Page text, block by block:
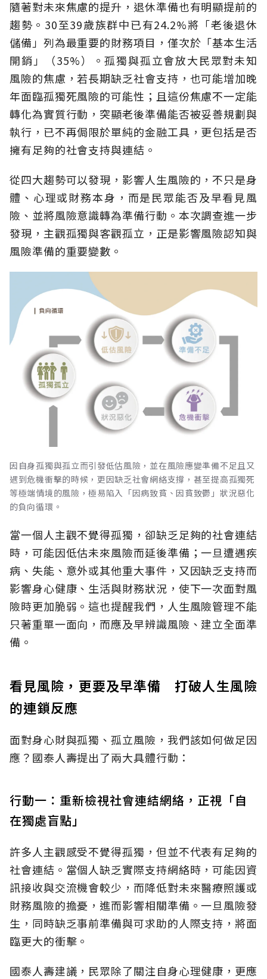
隨著對未來焦慮的提升，退休準備也有明顯提前的
趨勢。30至39歲族群中已有24.2%將「老後退休
儲備」列為最重要的財務項目，僅次於「基本生活
開銷」（35%）。孤獨與孤立會放大民眾對未知
風險的焦慮，若長期缺乏社會支持，也可能增加晚
年面臨孤獨死風險的可能性；且這份焦慮不一定能
轉化為實質行動，突顯老後準備能否被妥善規劃與
執行，已不再侷限於單純的金融工具，更包括是否
擁有足夠的社會支持與連結。
從四大趨勢可以發現，影響人生風險的，不只是身
體、心理或財務本身，而是民眾能否及早看見風
險、並將風險意識轉為準備行動。本次調查進一步
發現，主觀孤獨與客觀孤立，正是影響風險認知與
風險準備的重要變數。
因自身孤獨與孤立而引發低估風險，並在風險應變準備不足且又
遇到危機衝擊的時候，更因缺乏社會網絡支撐，甚至提高孤獨死
等極端情境的風險，極易陷入「因病致貧、因貧致鬱」狀況惡化
的負向循環。
當一個人主觀不覺得孤獨，卻缺乏足夠的社會連結
時，可能因低估未來風險而延後準備；一旦遭遇疾
病、失能、意外或其他重大事件，又因缺乏支持而
影響身心健康、生活與財務狀況，使下一次面對風
險時更加脆弱。這也提醒我們，人生風險管理不能
只著重單一面向，而應及早辨識風險、建立全面準
備。
看見風險，更要及早準備 打破人生風險
的連鎖反應
面對身心財與孤獨、孤立風險，我們該如何做足因
應？國泰人壽提出了兩大具體行動：
行動一：重新檢視社會連結網絡，正視「自
在獨處盲點」
許多人主觀感受不覺得孤獨，但並不代表有足夠的
社會連結。當個人缺乏實際支持網絡時，可能因資
訊接收與交流機會較少，而降低對未來醫療照護或
財務風險的擔憂，進而影響相關準備。一旦風險發
生，同時缺乏事前準備與可求助的人際支持，將面
臨更大的衝擊。
國泰人壽建議，民眾除了關注自身心理健康，更應